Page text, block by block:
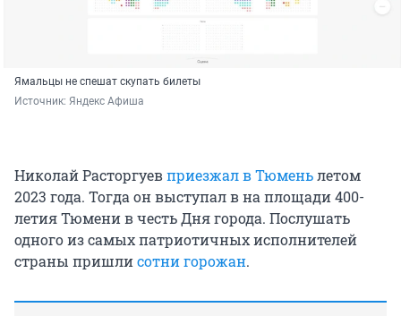
Ямальцы не спешат скупать билеты
Источник: Яндекс Афиша
Николай Расторгуевприезжал в Тюменьлетом
2023 года. Тогда он выступал в на площади 400-
летия Тюмени в честь Дня города. Послушать
одного из самых патриотичных исполнителей
страны пришлисотни горожан.